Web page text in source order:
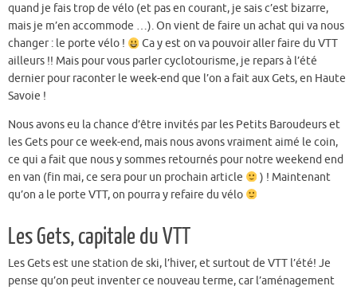
quand je fais trop de vélo (et pas en courant, je sais c’est bizarre,
mais je m’en accommode …). On vient de faire un achat qui va nous
changer : le porte vélo !
Ca y est on va pouvoir aller faire du VTT
ailleurs !! Mais pour vous parler cyclotourisme, je repars à l’été
dernier pour raconter le week-end que l’on a fait aux Gets, en Haute
Savoie !
Nous avons eu la chance d’être invités par les Petits Baroudeurs et
les Gets pour ce week-end, mais nous avons vraiment aimé le coin,
ce qui a fait que nous y sommes retournés pour notre weekend end
en van (fin mai, ce sera pour un prochain article
) ! Maintenant
qu’on a le porte VTT, on pourra y refaire du vélo
Les Gets, capitale du VTT
Les Gets est une station de ski, l’hiver, et surtout de VTT l’été! Je
pense qu’on peut inventer ce nouveau terme, car l’aménagement